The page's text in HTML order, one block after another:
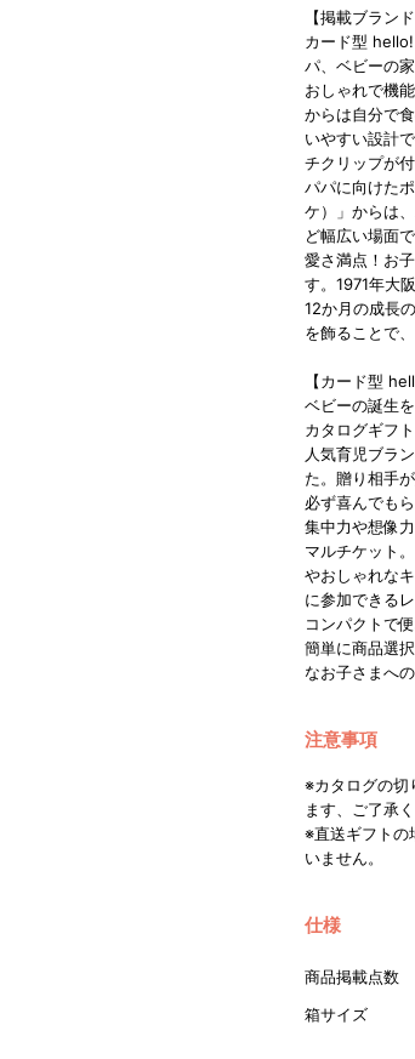
【掲載ブラン
カード型
パ、ベビーの
おしゃれで機
からは自分で
いやすい設計
チクリップが
パパに向けた
ケ）」からは
ど幅広い場面
愛さ満点！お
す。1971年大
12か月の成長
を飾ることで
【カード型
ベビーの誕生
カタログギフト
人気育児ブラ
た。贈り相手
必ず喜んでも
集中力や想像
マルチケット
やおしゃれな
に参加できる
コンパクトで
簡単に商品選
なお子さまへ
注意事項
※カタログの切
ます、ご了承く
※直送ギフトの
いません。
仕様
商品掲載点数
箱サイズ